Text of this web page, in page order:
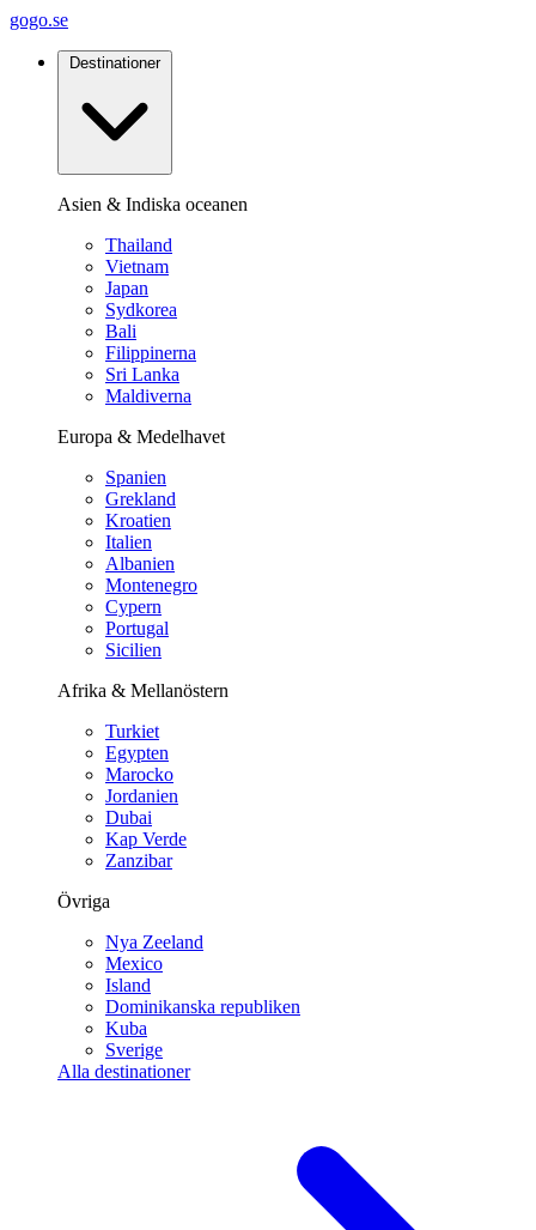
gogo.se
Destinationer
Asien & Indiska oceanen
Thailand
Vietnam
Japan
Sydkorea
Bali
Filippinerna
Sri Lanka
Maldiverna
Europa & Medelhavet
Spanien
Grekland
Kroatien
Italien
Albanien
Montenegro
Cypern
Portugal
Sicilien
Afrika & Mellanöstern
Turkiet
Egypten
Marocko
Jordanien
Dubai
Kap Verde
Zanzibar
Övriga
Nya Zeeland
Mexico
Island
Dominikanska republiken
Kuba
Sverige
Alla destinationer